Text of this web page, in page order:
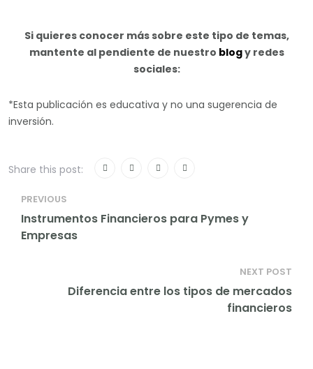
Si quieres conocer más sobre este tipo de temas,
mantente al pendiente de nuestro blogy redes
sociales:
*Esta publicación es educativa y no una sugerencia de
inversión.
Share this post:
PREVIOUS
Instrumentos Financieros para Pymes y
Empresas
NEXT POST
Diferencia entre los tipos de mercados
financieros